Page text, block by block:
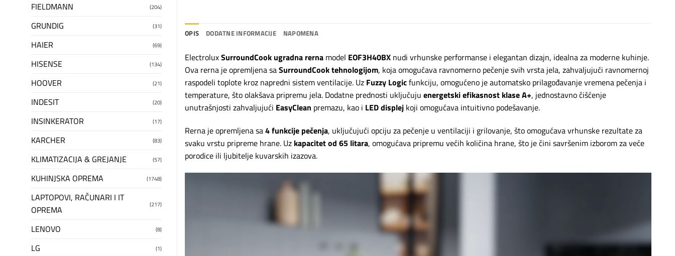
FIELDMANN (204)
GRUNDIG (31)
HAIER (69)
HISENSE (134)
HOOVER (21)
INDESIT (20)
INSINKERATOR (17)
KARCHER (83)
KLIMATIZACIJA & GREJANJE (57)
KUHINJSKA OPREMA (1748)
LAPTOPOVI, RAČUNARI I IT
OPREMA
(217)
LENOVO (8)
LG (1)
OPIS DODATNE INFORMACIJE NAPOMENA
ElectroluxSurroundCook ugradna rerna model EOF3H40BX nudi vrhunske performanse i elegantan dizajn, idealna za moderne kuhinje.
Ova rerna je opremljena saSurroundCook tehnologijom, koja omogućava ravnomerno pečenje svih vrsta jela, zahvaljujući ravnomernoj
raspodeli toplote kroz napredni sistem ventilacije. Uz Fuzzy Logicfunkciju, omogućeno je automatsko prilagođavanje vremena pečenja i
temperature, što olakšava pripremu jela. Dodatne prednosti uključuju energetski efikasnost klase A+, jednostavno čišćenje
unutrašnjosti zahvaljujući EasyClean premazu, kao i LED displej koji omogućava intuitivno podešavanje.
Rerna je opremljena sa4 funkcije pečenja, uključujući opciju za pečenje u ventilaciji i grilovanje, što omogućava vrhunske rezultate za
svaku vrstu pripreme hrane. Uz kapacitet od 65 litara, omogućava pripremu većih količina hrane, što je čini savršenim izborom za veće
porodice ili ljubitelje kuvarskih izazova.